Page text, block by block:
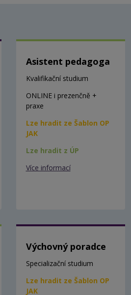
Asistent pedagoga
Kvalifikační studium
ONLINE i prezenčně +
praxe
Lze hradit ze Šablon OP
JAK
Lze hradit z ÚP
Více informací
Výchovný poradce
Specializační studium
Lze hradit ze Šablon OP
JAK